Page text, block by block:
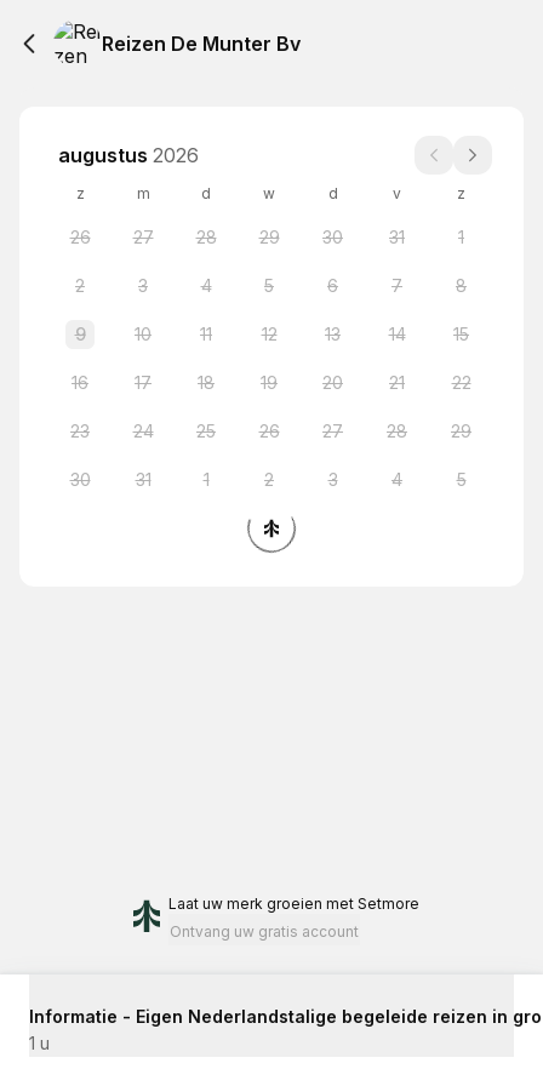
Reizen De Munter Bv
augustus 2026
z m d w d v z
26 27 28 29 30 31 1
2 3 4 5 6 7 8
9 10 11 12 13 14 15
16 17 18 19 20 21 22
23 24 25 26 27 28 29
30 31 1 2 3 4 5
Laat uw merk groeien met Setmore
Ontvang uw gratis account
Informatie - Eigen Nederlandstalige begeleide reizen in
1 u